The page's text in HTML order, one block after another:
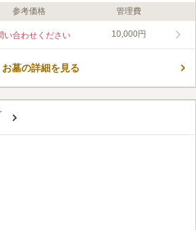
ト
美しい景観を楽しむとができる霊園です。 心
後に立ち寄ることができます。 大型の駐車場
4.5
参考価格 管理費
い合わせください 10,000円
お墓の詳細を見る